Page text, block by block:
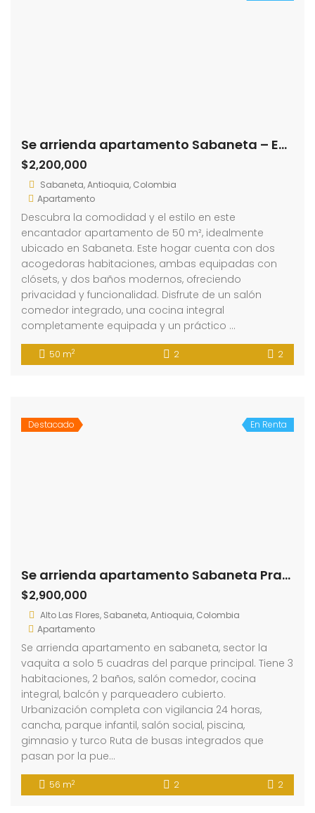
Se arrienda apartamento Sabaneta – Entreamigos (194007204)
$2,200,000
Sabaneta, Antioquia, Colombia
Apartamento
Descubra la comodidad y el estilo en este
encantador apartamento de 50 m², idealmente
ubicado en Sabaneta. Este hogar cuenta con dos
acogedoras habitaciones, ambas equipadas con
clósets, y dos baños modernos, ofreciendo
privacidad y funcionalidad. Disfrute de un salón
comedor integrado, una cocina integral
completamente equipada y un práctico …
50 m2 2 2
Destacado En Renta
Se arrienda apartamento Sabaneta Prados (193960097)
$2,900,000
Alto Las Flores, Sabaneta, Antioquia, Colombia
Apartamento
Se arrienda apartamento en sabaneta, sector la
vaquita a solo 5 cuadras del parque principal. Tiene 3
habitaciones, 2 baños, salón comedor, cocina
integral, balcón y parqueadero cubierto.
Urbanización completa con vigilancia 24 horas,
cancha, parque infantil, salón social, piscina,
gimnasio y turco Ruta de busas integrados que
pasan por la pue…
56 m2 2 2